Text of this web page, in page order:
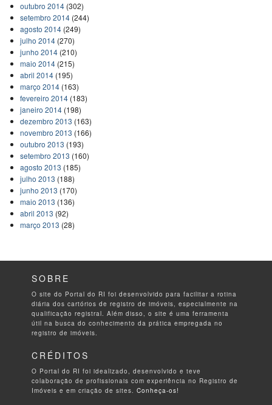
outubro 2014(302)
setembro 2014(244)
agosto 2014(249)
julho 2014(270)
junho 2014(210)
maio 2014(215)
abril 2014(195)
março 2014(163)
fevereiro 2014(183)
janeiro 2014(198)
dezembro 2013 (163)
novembro 2013 (166)
outubro 2013 (193)
setembro 2013 (160)
agosto 2013 (185)
julho 2013 (188)
junho 2013 (170)
maio 2013 (136)
abril 2013 (92)
março 2013 (28)
SOBRE
O site do Portal do RI foi desenvolvido para facilitar a rotina
diária dos cartórios de registro de imóveis, especialmente na
qualificação registral. Além disso, o site é uma ferramenta
útil na busca do conhecimento da prática empregada no
registro de imóveis.
CRÉDITOS
O Portal do RI foi idealizado, desenvolvido e teve
colaboração de profissionais com experiência no Registro de
Imóveis e em criação de sites.Conheça-os!